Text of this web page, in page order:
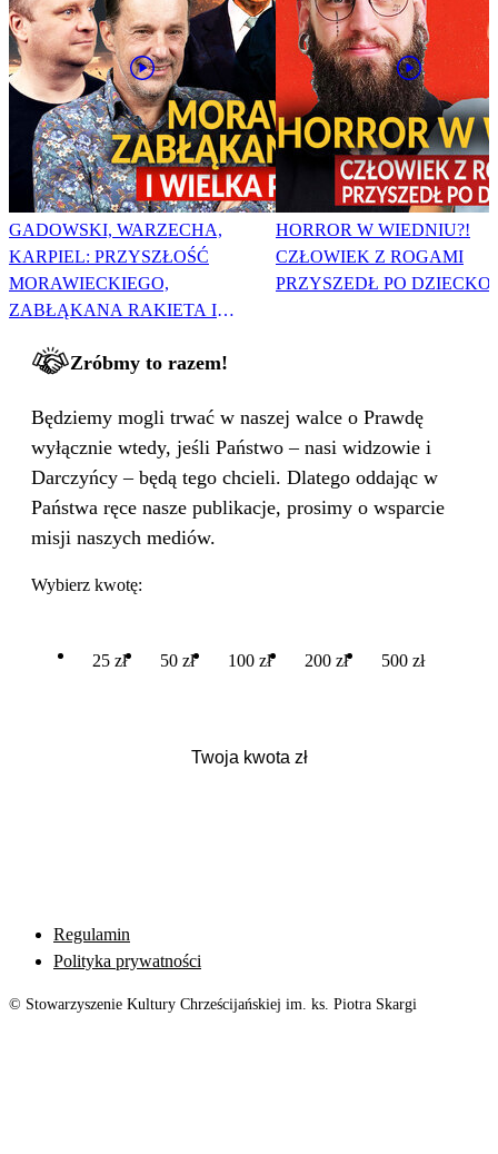
GADOWSKI, WARZECHA,
KARPIEL: PRZYSZŁOŚĆ
MORAWIECKIEGO,
ZABŁĄKANA RAKIETA I
HORROR W WIEDNIU?!
CZŁOWIEK Z ROGAMI
PRZYSZEDŁ PO DZIECKO
Zróbmy to razem!
Będziemy mogli trwać w naszej walce o Prawdę
wyłącznie wtedy, jeśli Państwo – nasi widzowie i
Darczyńcy – będą tego chcieli. Dlatego oddając w
Państwa ręce nasze publikacje, prosimy o wsparcie
misji naszych mediów.
Wybierz kwotę:
25 zł 50 zł 100 zł 200 zł 500 zł
Regulamin
Polityka prywatności
© Stowarzyszenie Kultury Chrześcijańskiej im. ks. Piotra Skargi